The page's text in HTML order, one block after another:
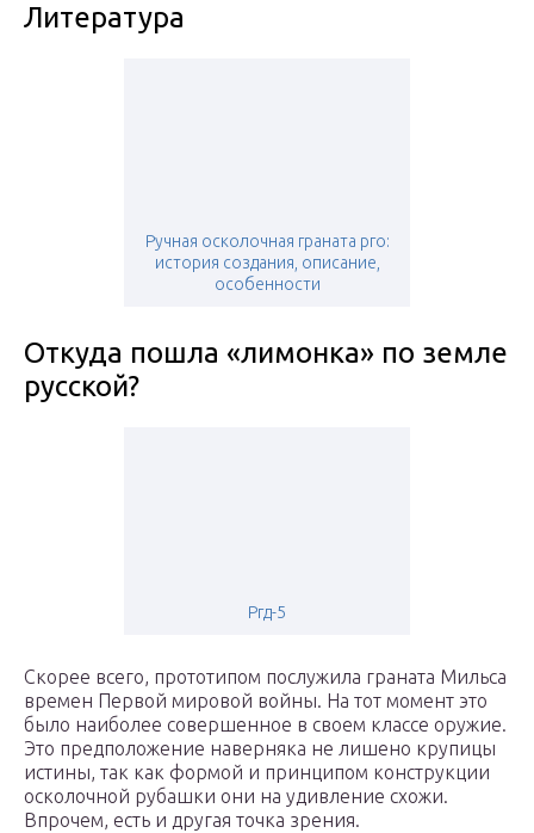
Литература
Ручная осколочная граната рго:
история создания, описание,
особенности
Откуда пошла «лимонка» по земле
русской?
Ргд-5
Скорее всего, прототипом послужила граната Мильса
времен Первой мировой войны. На тот момент это
было наиболее совершенное в своем классе оружие.
Это предположение наверняка не лишено крупицы
истины, так как формой и принципом конструкции
осколочной рубашки они на удивление схожи.
Впрочем, есть и другая точка зрения.